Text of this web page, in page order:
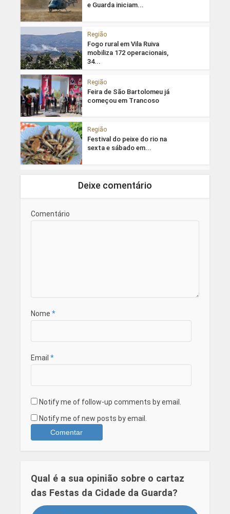
e Guarda iniciam...
Região
Fogo rural em Vila Ruiva
mobiliza 172 operacionais,
34...
Região
Feira de São Bartolomeu já
começou em Trancoso
Região
Festival do peixe do rio na
sexta e sábado em...
Deixe comentário
Comentário
Nome *
Email *
Notify me of follow-up comments by email.
Notify me of new posts by email.
Qual é a sua opinião sobre o cartaz
das Festas da Cidade da Guarda?